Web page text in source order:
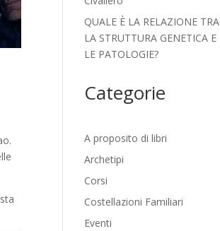
QUALE È LA RELAZIONE TRA
LA STRUTTURA GENETICA E
LE PATOLOGIE?
Categorie
A proposito di libri
Archetipi
Corsi
Costellazioni Familiari
Eventi